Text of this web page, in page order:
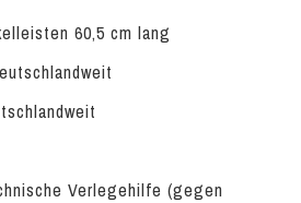
60,5 cm lang
Verlegehilfe (gegen